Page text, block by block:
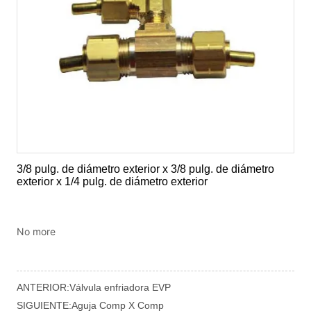
No more
ANTERIOR:Válvula enfriadora EVP
SIGUIENTE:Aguja Comp X Comp